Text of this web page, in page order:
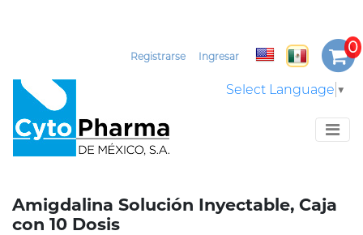
Registrarse Ingresar
Select Language ▼
Amigdalina Solución Inyectable, Caja
con 10 Dosis